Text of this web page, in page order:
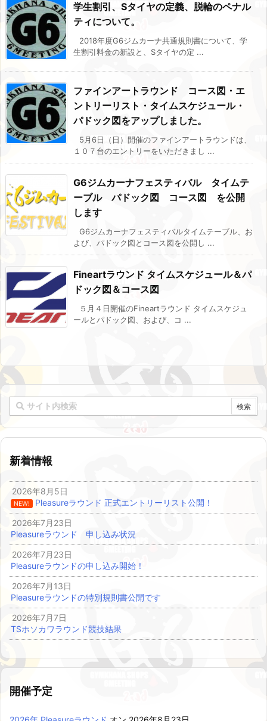
学生割引、Sタイヤの定義、脱輪のペナル
ティについて。
2018年度G6ジムカーナ共通規則書について、学
生割引料金の新設と、Sタイヤの定 ...
ファインアートラウンド コース図・エ
ントリーリスト・タイムスケジュール・
パドック図をアップしました。
5月6日（日）開催のファインアートラウンドは、
１０７台のエントリーをいただきまし ...
G6ジムカーナフェスティバル タイムテ
ーブル パドック図 コース図 を公開
します
G6ジムカーナフェスティバルタイムテーブル、お
よび、パドック図とコース図を公開し ...
Fineartラウンド タイムスケジュール＆パ
ドック図＆コース図
５月４日開催のFineartラウンド タイムスケジュ
ールとパドック図、および、コ ...
新着情報
2026年8月5日
NEW!
Pleasureラウンド 正式エントリーリスト公開！
2026年7月23日
Pleasureラウンド 申し込み状況
2026年7月23日
Pleasureラウンドの申し込み開始！
2026年7月13日
Pleasureラウンドの特別規則書公開です
2026年7月7日
TSホソカワラウンド競技結果
開催予定